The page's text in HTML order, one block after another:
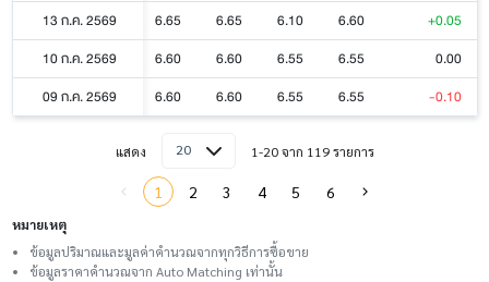
13 ก.ค. 2569
6.65 6.65 6.10 6.60
+0.05
10 ก.ค. 2569
6.60 6.60 6.55 6.55
0.00
09 ก.ค. 2569
6.60 6.60 6.55 6.55 -0.10
แสดง 20 1-20 จาก 119 รายการ
1 2 3 4 5 6
หมายเหตุ
ข้อมูลปริมาณและมูลค่าคำนวณจากทุกวิธีการซื้อขาย
ข้อมูลราคาคำนวณจาก Auto Matching เท่านั้น